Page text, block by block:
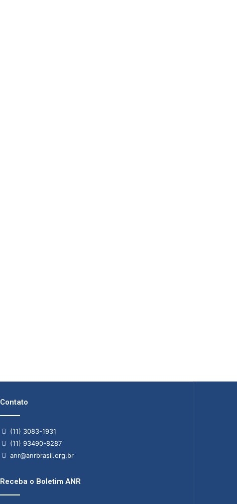
Contato
(11) 3083-1931
(11) 93490-8287
anr@anrbrasil.org.br
Receba o Boletim ANR